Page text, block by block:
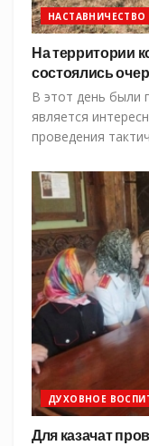
НАСТАВНИЧЕСТВО
На территории
состоялись
В этот день были
является
проведения
ДУХОВНОЕ
Для казачат